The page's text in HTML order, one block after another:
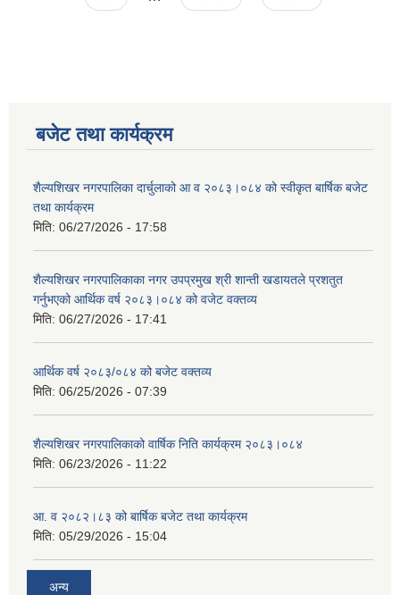
बजेट तथा कार्यक्रम
शैल्यशिखर नगरपालिका दार्चुलाको आ व २०८३।०८४ को स्वीकृत बार्षिक बजेट
तथा कार्यक्रम
मिति: 06/27/2026 - 17:58
शैल्यशिखर नगरपालिकाका नगर उपप्रमुख श्री शान्ती खडायतले प्रशतुत
गर्नुभएको आर्थिक वर्ष २०८३।०८४ को वजेट वक्तव्य
मिति: 06/27/2026 - 17:41
आर्थिक वर्ष २०८३/०८४ को बजेट वक्तव्य
मिति: 06/25/2026 - 07:39
शैल्यशिखर नगरपालिकाको वार्षिक निति कार्यक्रम २०८३।०८४
मिति: 06/23/2026 - 11:22
आ. व २०८२।८३ को बार्षिक बजेट तथा कार्यक्रम
मिति: 05/29/2026 - 15:04
अन्य